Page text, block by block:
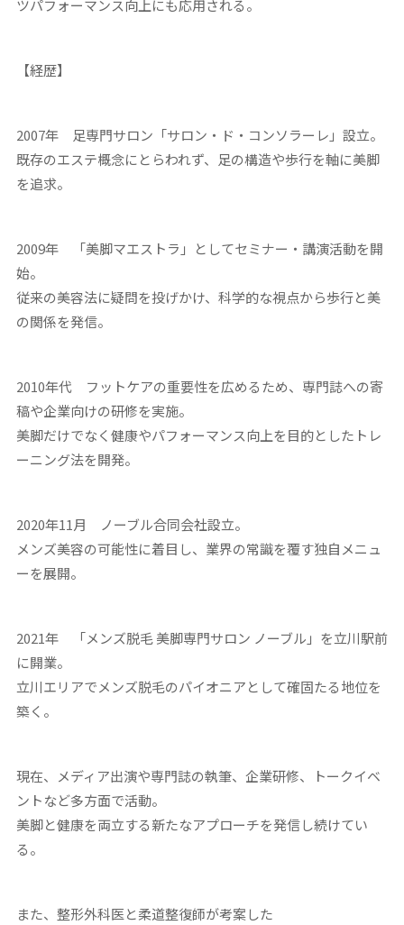
ツパフォーマンス向上にも応用される。
【経歴】
2007年 足専門サロン「サロン・ド・コンソラーレ」設立。
既存のエステ概念にとらわれず、足の構造や歩行を軸に美脚
を追求。
2009年 「美脚マエストラ」としてセミナー・講演活動を開
始。
従来の美容法に疑問を投げかけ、科学的な視点から歩行と美
の関係を発信。
2010年代 フットケアの重要性を広めるため、専門誌への寄
稿や企業向けの研修を実施。
美脚だけでなく健康やパフォーマンス向上を目的としたトレ
ーニング法を開発。
2020年11月 ノーブル合同会社設立。
メンズ美容の可能性に着目し、業界の常識を覆す独自メニュ
ーを展開。
2021年 「メンズ脱毛 美脚専門サロン ノーブル」を立川駅前
に開業。
立川エリアでメンズ脱毛のパイオニアとして確固たる地位を
築く。
現在、メディア出演や専門誌の執筆、企業研修、トークイベ
ントなど多方面で活動。
美脚と健康を両立する新たなアプローチを発信し続けてい
る。
また、整形外科医と柔道整復師が考案した